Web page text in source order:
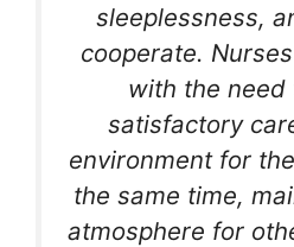
sleeplessness,
cooperate.
with the need
satisfactory
environment for
the same time,
atmosphere for